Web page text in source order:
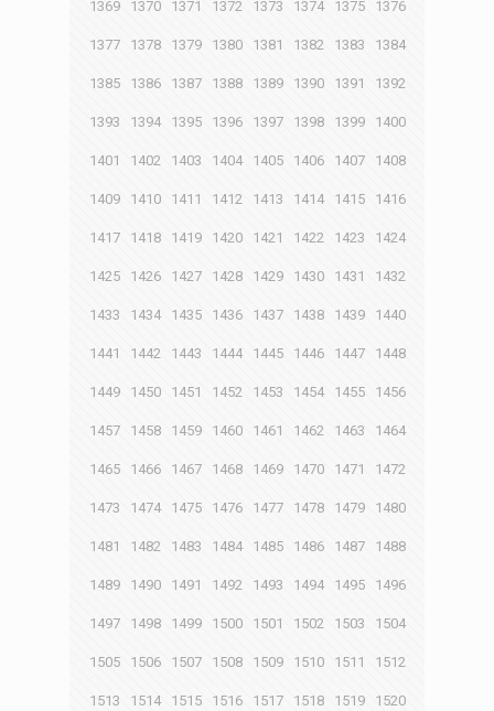
1369 1370 1371 1372 1373 1374 1375 1376
1377 1378 1379 1380 1381 1382 1383 1384
1385 1386 1387 1388 1389 1390 1391 1392
1393 1394 1395 1396 1397 1398 1399 1400
1401 1402 1403 1404 1405 1406 1407 1408
1409 1410 1411 1412 1413 1414 1415 1416
1417 1418 1419 1420 1421 1422 1423 1424
1425 1426 1427 1428 1429 1430 1431 1432
1433 1434 1435 1436 1437 1438 1439 1440
1441 1442 1443 1444 1445 1446 1447 1448
1449 1450 1451 1452 1453 1454 1455 1456
1457 1458 1459 1460 1461 1462 1463 1464
1465 1466 1467 1468 1469 1470 1471 1472
1473 1474 1475 1476 1477 1478 1479 1480
1481 1482 1483 1484 1485 1486 1487 1488
1489 1490 1491 1492 1493 1494 1495 1496
1497 1498 1499 1500 1501 1502 1503 1504
1505 1506 1507 1508 1509 1510 1511 1512
1513 1514 1515 1516 1517 1518 1519 1520